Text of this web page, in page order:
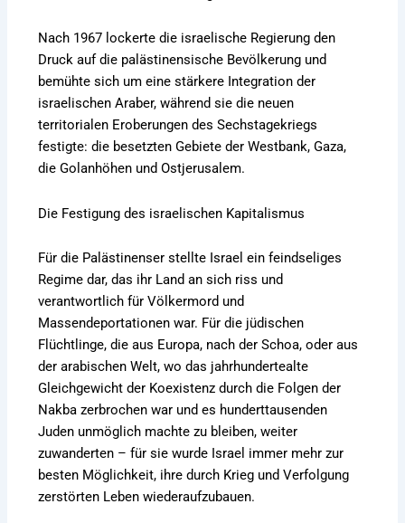
Nach 1967 lockerte die israelische Regierung den
Druck auf die palästinensische Bevölkerung und
bemühte sich um eine stärkere Integration der
israelischen Araber, während sie die neuen
territorialen Eroberungen des Sechstagekriegs
festigte: die besetzten Gebiete der Westbank, Gaza,
die Golanhöhen und Ostjerusalem.
Die Festigung des israelischen Kapitalismus
Für die Palästinenser stellte Israel ein feindseliges
Regime dar, das ihr Land an sich riss und
verantwortlich für Völkermord und
Massendeportationen war. Für die jüdischen
Flüchtlinge, die aus Europa, nach der Schoa, oder aus
der arabischen Welt, wo das jahrhundertealte
Gleichgewicht der Koexistenz durch die Folgen der
Nakba zerbrochen war und es hunderttausenden
Juden unmöglich machte zu bleiben, weiter
zuwanderten – für sie wurde Israel immer mehr zur
besten Möglichkeit, ihre durch Krieg und Verfolgung
zerstörten Leben wiederaufzubauen.